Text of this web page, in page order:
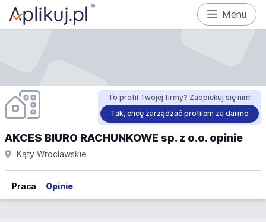
Menu
To profil Twojej firmy? Zaopiekuj się nim!
Tak, chcę zarządzać profilem za darmo
AKCES BIURO RACHUNKOWE sp. z o.o. opinie
Kąty Wrocławskie
Praca Opinie